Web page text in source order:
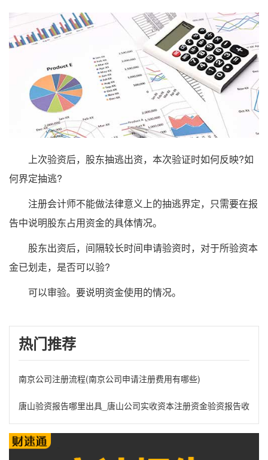
上次验资后，股东抽逃出资，本次验证时如何反映?如
何界定抽逃?
注册会计师不能做法律意义上的抽逃界定，只需要在报
告中说明股东占用资金的具体情况。
股东出资后，间隔较长时间申请验资时，对于所验资本
金已划走，是否可以验?
可以审验。要说明资金使用的情况。
热门推荐
南京公司注册流程(南京公司申请注册费用有哪些)
唐山验资报告哪里出具_唐山公司实收资本注册资金验资报告收费